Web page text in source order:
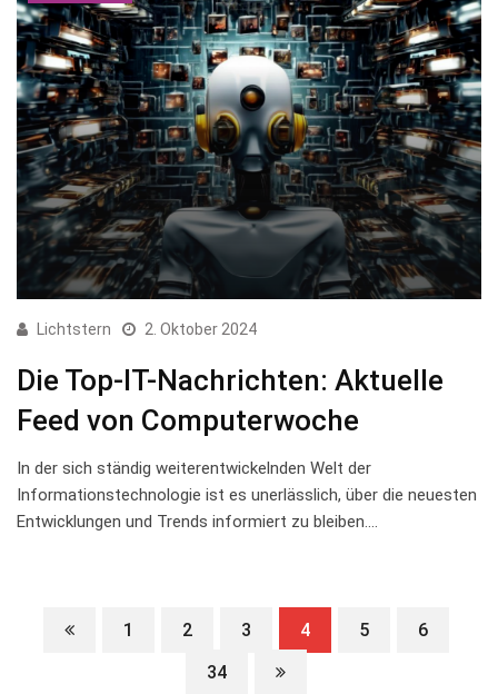
Lichtstern 2. Oktober 2024
Die Top-IT-Nachrichten: Aktuelle
Feed von Computerwoche
In ⁤der sich ständig​ weiterentwickelnden⁢ Welt der ​
Informationstechnologie ist es unerlässlich,⁢ über ‍die neuesten
Entwicklungen‍ und Trends informiert ⁢zu ⁢bleiben.‍…
1 2 3 4 5
6
34